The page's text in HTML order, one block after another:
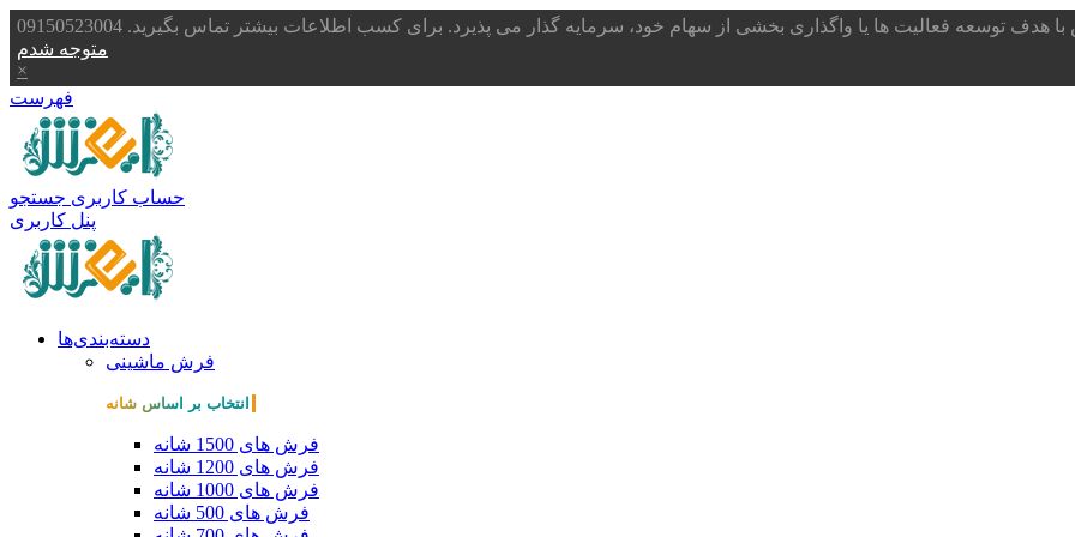
با هدف توسعه فعالیت ها یا واگذاری بخشی از سهام خود، سرمایه گذار می پذیرد. برای کسب اطلاعات بیشتر تماس بگیرید. 09150523004
متوجه شدم
×
فهرست
حساب کاربری جستجو
پنل کاربری
دسته‌بندی‌ها
فرش ماشینی
انتخاب بر اساس شانه
فرش های 1500 شانه
فرش های 1200 شانه
فرش های 1000 شانه
فرش های 500 شانه